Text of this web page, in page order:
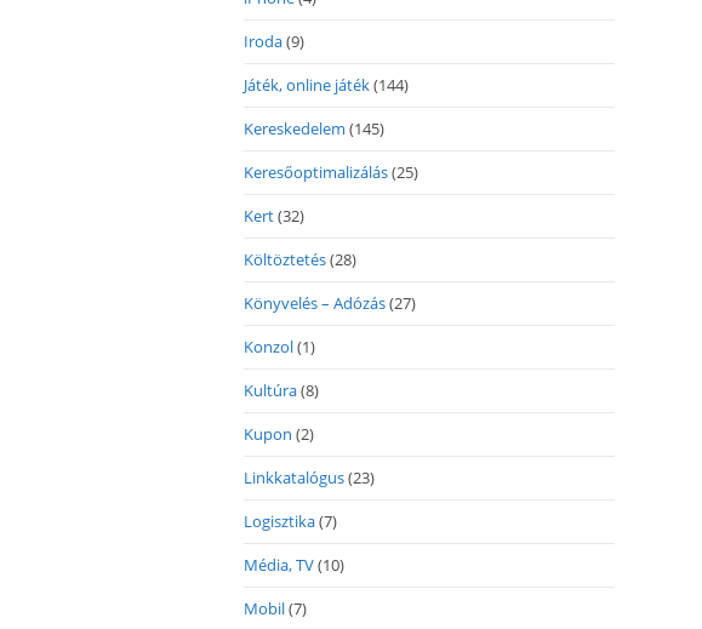
Iroda(9)
Játék, online játék(144)
Kereskedelem (145)
Keresőoptimalizálás(25)
Kert(32)
Költöztetés(28)
Könyvelés – Adózás(27)
Konzol(1)
Kultúra(8)
Kupon (2)
Linkkatalógus(23)
Logisztika(7)
Média, TV(10)
Mobil(7)